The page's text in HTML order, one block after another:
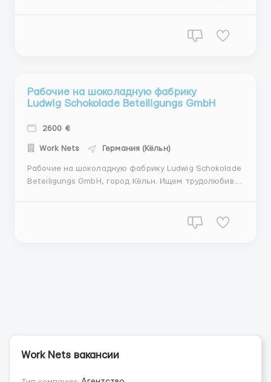
Обязанности: - упаковка продукции; - расфасовка и
Рабочие на шоколадную фабрику
Ludwig Schokolade Beteiligungs GmbH
2600 €
Work Nets Германия (Кёльн)
Рабочие на шоколадную фабрику Ludwig Schokolade
Beteiligungs GmbH, город Кёльн. Ищем трудолюбивых
Work Nets вакансии